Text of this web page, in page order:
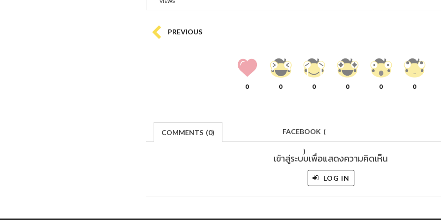
PREVIOUS
0 0 0 0 0 0
COMMENTS (0) FACEBOOK (
)
เข้าสู่ระบบเพื่อแสดงความคิดเห็น
LOG IN